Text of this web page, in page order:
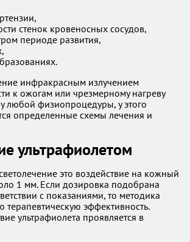
стенок кровеносных сосудов,
периоде развития,
инфракрасным излучением
к ожогам или чрезмерному нагреву
любой физиопроцедуры, у этого
определенные схемы лечения и
ультрафиолетом
это воздействие на кожный
1 мм. Если дозировка подобрана
с показаниями, то методика
терапевтическую эффективность.
ультрафиолета проявляется в